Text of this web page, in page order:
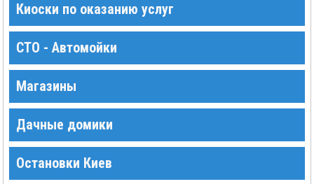
Киоски по оказанию услуг
СТО - Автомойки
Магазины
Дачные домики
Остановки Киев